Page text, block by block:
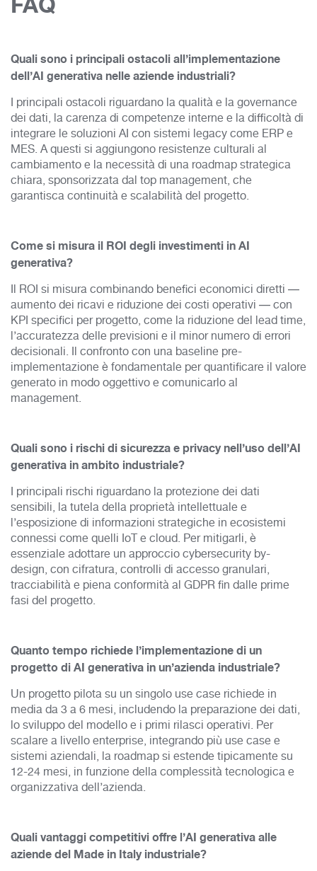
Quali sono i principali ostacoli all’implementazione
dell’AI generativa nelle aziende industriali?
I principali ostacoli riguardano la qualità e la governance
dei dati, la carenza di competenze interne e la difficoltà di
integrare le soluzioni AI con sistemi legacy come ERP e
MES. A questi si aggiungono resistenze culturali al
cambiamento e la necessità di una roadmap strategica
chiara, sponsorizzata dal top management, che
garantisca continuità e scalabilità del progetto.
Come si misura il ROI degli investimenti in AI
generativa?
Il ROI si misura combinando benefici economici diretti —
aumento dei ricavi e riduzione dei costi operativi — con
KPI specifici per progetto, come la riduzione del lead time,
l’accuratezza delle previsioni e il minor numero di errori
decisionali. Il confronto con una baseline pre-
implementazione è fondamentale per quantificare il valore
generato in modo oggettivo e comunicarlo al
management.
Quali sono i rischi di sicurezza e privacy nell’uso dell’AI
generativa in ambito industriale?
I principali rischi riguardano la protezione dei dati
sensibili, la tutela della proprietà intellettuale e
l’esposizione di informazioni strategiche in ecosistemi
connessi come quelli IoT e cloud. Per mitigarli, è
essenziale adottare un approccio cybersecurity by-
design, con cifratura, controlli di accesso granulari,
tracciabilità e piena conformità al GDPR fin dalle prime
fasi del progetto.
Quanto tempo richiede l’implementazione di un
progetto di AI generativa in un’azienda industriale?
Un progetto pilota su un singolo use case richiede in
media da 3 a 6 mesi, includendo la preparazione dei dati,
lo sviluppo del modello e i primi rilasci operativi. Per
scalare a livello enterprise, integrando più use case e
sistemi aziendali, la roadmap si estende tipicamente su
12-24 mesi, in funzione della complessità tecnologica e
organizzativa dell’azienda.
Quali vantaggi competitivi offre l’AI generativa alle
aziende del Made in Italy industriale?